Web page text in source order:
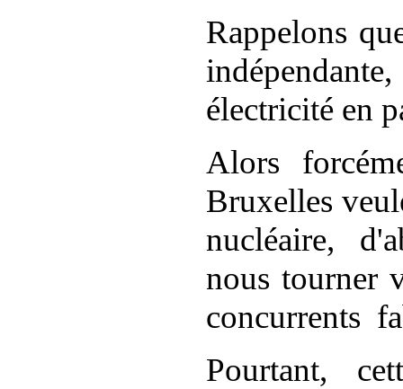
Rappelons
indépendante,
électricité en
Alors
Bruxelles
nucléaire,
nous tourner
concurrents
Pourtant,